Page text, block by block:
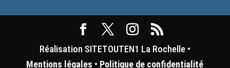
Réalisation SITETOUTEN1 La Rochelle •
Mentions légales • Politique de confidentialité